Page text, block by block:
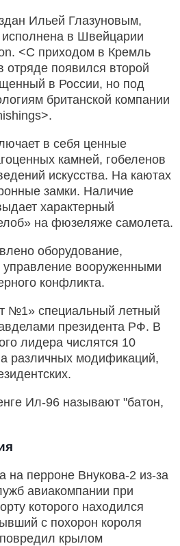
Ильей Глазуновым,
исполнена в Швейцарии
<С приходом в Кремль
появился второй
в России, но под
британской компании
в себя ценные
камней, гобеленов
искусства. На каютах
замки. Наличие
характерный
на фюзеляже самолета.
оборудование,
вооруженными
конфликта.
№1» специальный летный
президента РФ. В
лидера числятся 10
различных модификаций,
Ил-96 называют "батон,
на перроне Внукова-2 из-за
авиакомпании при
которого находился
с похорон короля
крылом